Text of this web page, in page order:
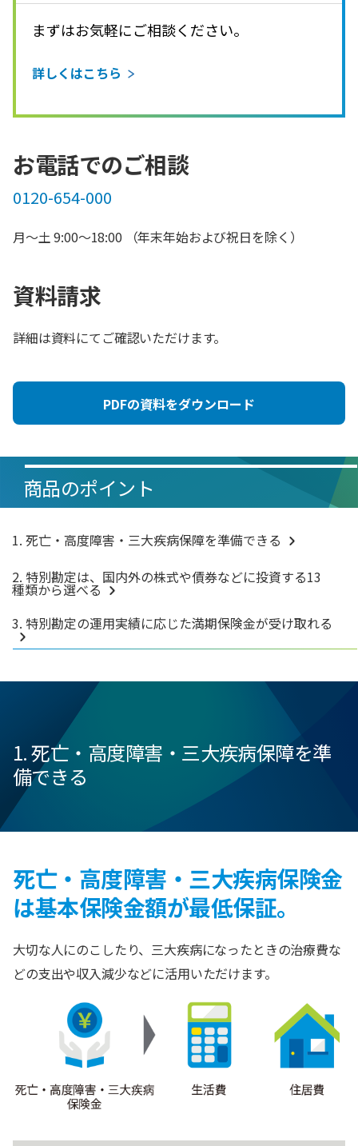
まずはお気軽にご相談ください。
詳しくはこちら
お電話でのご相談
0120-654-000
月～土 9:00～18:00 （年末年始および祝日を除く）
資料請求
詳細は資料にてご確認いただけます。
PDFの資料をダウンロード
商品のポイント
1. 死亡・高度障害・三大疾病保障を準備できる
2. 特別勘定は、国内外の株式や債券などに投資する13
種類から選べる
3. 特別勘定の運用実績に応じた満期保険金が受け取れる
1. 死亡・高度障害・三大疾病保障を準
備できる
死亡・高度障害・三大疾病保険金
は基本保険金額が最低保証。
大切な人にのこしたり、三大疾病になったときの治療費な
どの支出や収入減少などに活用いただけます。